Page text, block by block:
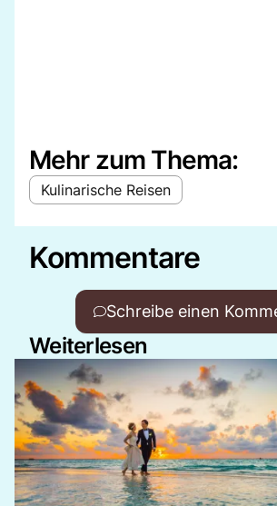
Mehr zum Thema:
Kulinarische Reisen
Kommentare
Schreibe einen
Weiterlesen